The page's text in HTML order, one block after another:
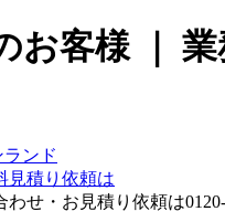
お客様 ｜
見積り依頼は